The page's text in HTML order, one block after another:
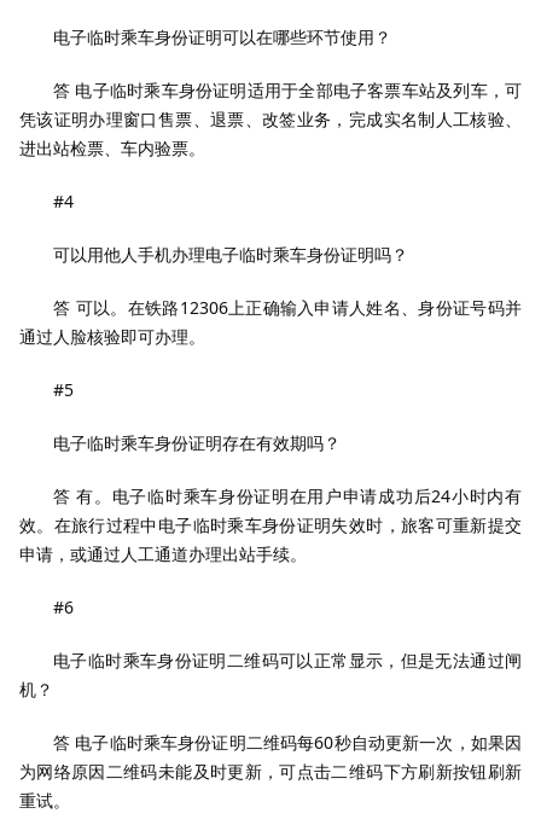
电子临时乘车身份证明可以在哪些环节使用？
答 电子临时乘车身份证明适用于全部电子客票车站及列车，可
凭该证明办理窗口售票、退票、改签业务，完成实名制人工核验、
进出站检票、车内验票。
#4
可以用他人手机办理电子临时乘车身份证明吗？
答 可以。在铁路12306上正确输入申请人姓名、身份证号码并
通过人脸核验即可办理。
#5
电子临时乘车身份证明存在有效期吗？
答 有。电子临时乘车身份证明在用户申请成功后24小时内有
效。在旅行过程中电子临时乘车身份证明失效时，旅客可重新提交
申请，或通过人工通道办理出站手续。
#6
电子临时乘车身份证明二维码可以正常显示，但是无法通过闸
机？
答 电子临时乘车身份证明二维码每60秒自动更新一次，如果因
为网络原因二维码未能及时更新，可点击二维码下方刷新按钮刷新
重试。